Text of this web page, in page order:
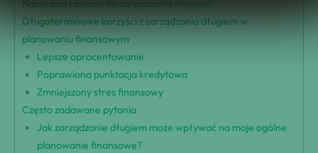
Narzędzia i zasoby do zarządzania długiem
Długoterminowe korzyści z zarządzania długiem w
planowaniu finansowym
Lepsze oprocentowanie
Poprawiona punktacja kredytowa
Zmniejszony stres finansowy
Często zadawane pytania
Jak zarządzanie długiem może wpływać na moje ogólne
planowanie finansowe?